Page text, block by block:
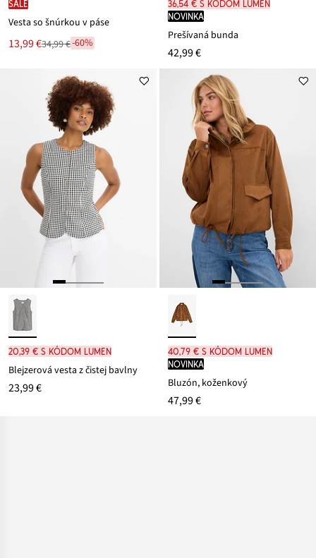
SALE
Vesta so šnúrkou v páse
Nová
cena
13,99 €
Zľava 34,99 €-60%
36,54 € s kódom LUMEN
novinka
Prešívaná bunda
42,99 €
20,39 € s kódom LUMEN
Blejzerová vesta z čistej bavlny
23,99 €
40,79 € s kódom LUMEN
novinka
Bluzón, koženkový
47,99 €